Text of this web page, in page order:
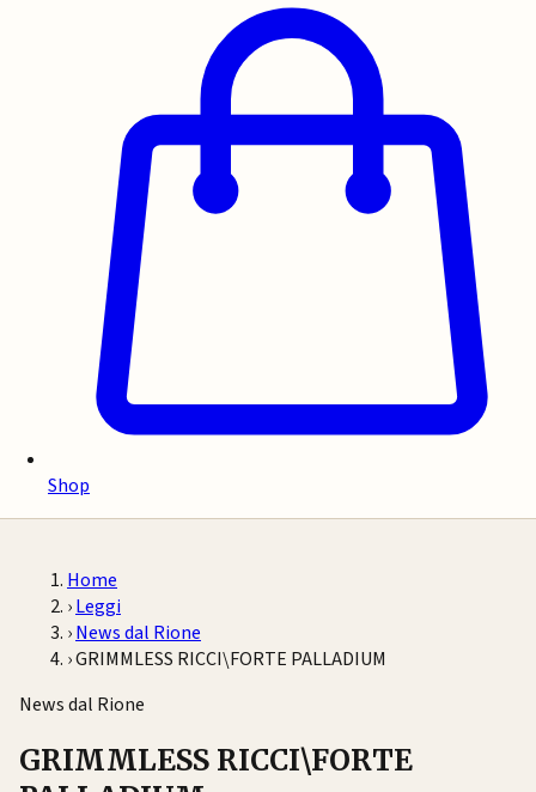
Shop
Home
›Leggi
›News dal Rione
›GRIMMLESS RICCI\FORTE PALLADIUM
News dal Rione
GRIMMLESS RICCI\FORTE